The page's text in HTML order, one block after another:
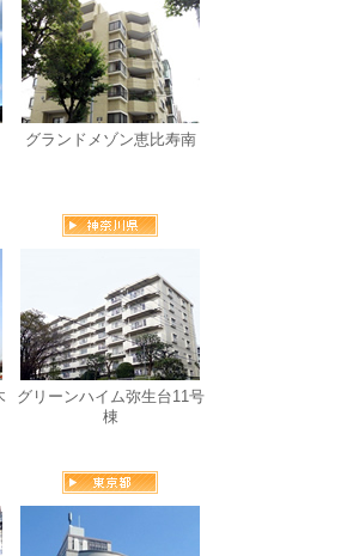
グランドメゾン恵比寿南
グリーンハイム弥生台11号
棟